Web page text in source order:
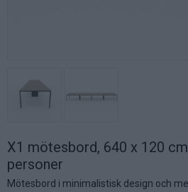
X1 mötesbord, 640 x 120
personer
Mötesbord i minimalistisk design och